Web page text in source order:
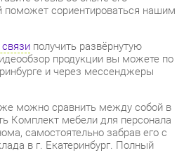
можно сравнить между собой в
мебели для персонала
самостоятельно забрав его с
в г. Екатеринбург. Полный
смотрите на странице
19
Прямоугольные